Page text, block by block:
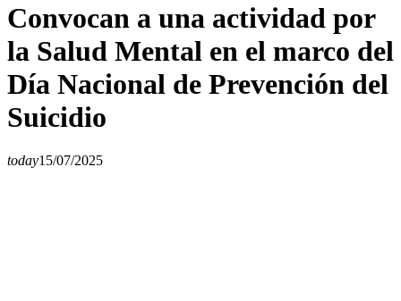
Convocan a una actividad por
la Salud Mental en el marco del
Día Nacional de Prevención del
Suicidio
today15/07/2025